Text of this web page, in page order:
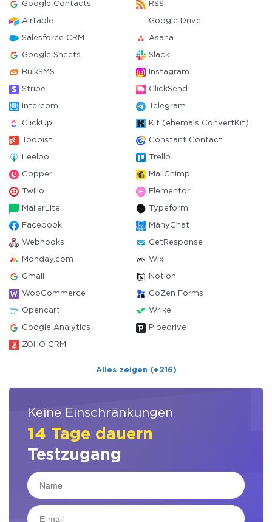
Google Contacts RSS
Airtable Google Drive
Salesforce CRM Asana
Google Sheets Slack
BulkSMS Instagram
Stripe ClickSend
Intercom Telegram
ClickUp Kit (ehemals ConvertKit)
Todoist Constant Contact
Leeloo Trello
Copper MailChimp
Twilio Elementor
MailerLite Typeform
Facebook ManyChat
Webhooks GetResponse
Monday.com Wix
Gmail Notion
WooCommerce GoZen Forms
Opencart Wrike
Google Analytics Pipedrive
ZOHO CRM
Alles zeigen (+216)
Keine Einschränkungen
14 Tage dauern
Testzugang